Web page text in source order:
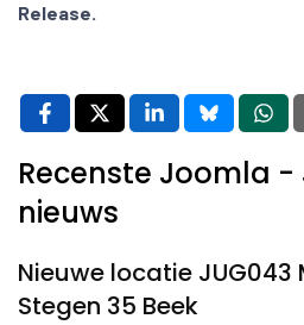
Release.
Recenste Joomla -
nieuws
Nieuwe locatie
Stegen 35 Beek